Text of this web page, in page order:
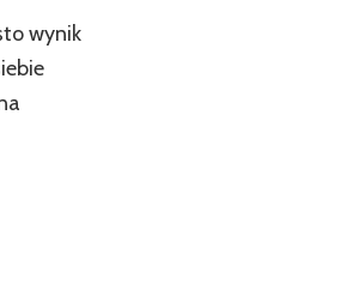
wynik